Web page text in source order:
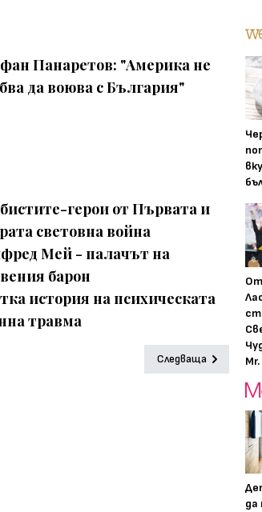
Панаретов: "Америка не
да воюва с България"
герои от Първата и
световна война
Мей - палачът на
барон
история на психическата
травма
Следваща
От
да